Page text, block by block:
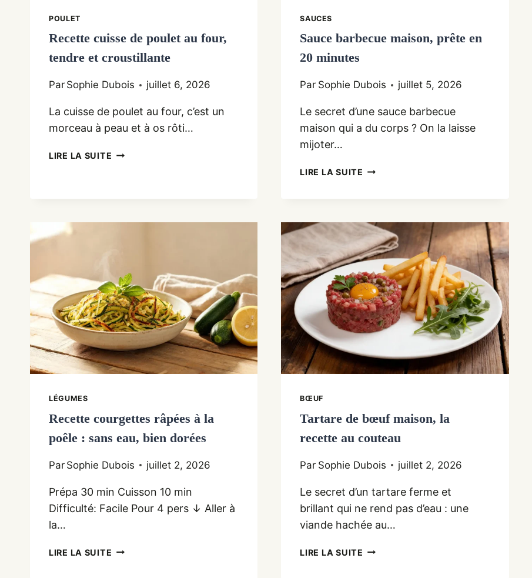
POULET
Recette cuisse de poulet au four,
tendre et croustillante
Par Sophie Dubois juillet 6, 2026
La cuisse de poulet au four, c’est un
morceau à peau et à os rôti…
LIRE LA SUITE RECETTE
FOUR,
SAUCES
Sauce barbecue maison, prête en
20 minutes
Par Sophie Dubois juillet 5, 2026
Le secret d’une sauce barbecue
maison qui a du corps ? On la laisse
mijoter…
LIRE LA SUITE SAUCE
EN
20
MINUTES
LÉGUMES
Recette courgettes râpées à la
poêle : sans eau, bien dorées
Par Sophie Dubois juillet 2, 2026
Prépa 30 min Cuisson 10 min
Difficulté: Facile Pour 4 pers ↓ Aller à
la…
LIRE LA SUITE RECETTE
BŒUF
Tartare de bœuf maison, la
recette au couteau
Par Sophie Dubois juillet 2, 2026
Le secret d’un tartare ferme et
brillant qui ne rend pas d’eau : une
viande hachée au…
LIRE LA SUITE TARTARE